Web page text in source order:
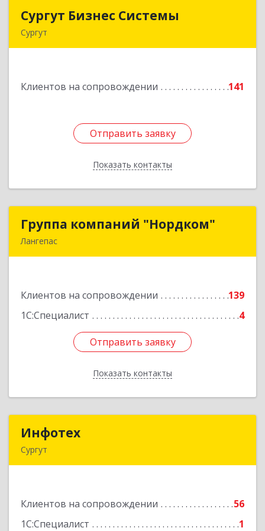
Сургут Бизнес Системы
Сургут
Клиентов на сопровождении 141
Отправить заявку
Показать контакты
Сургут Бизнес Системы
Отправить заявку
Назад
Группа компаний "Нордком"
Лангепас
Клиентов на сопровождении
139
1С:Специалист
4
Отправить заявку
Показать контакты
Группа компаний "Нордком"
Подробнее
Отправить заявку
Назад
Инфотех
Сургут
Клиентов на сопровождении
56
1С:Специалист
1
Подробнее